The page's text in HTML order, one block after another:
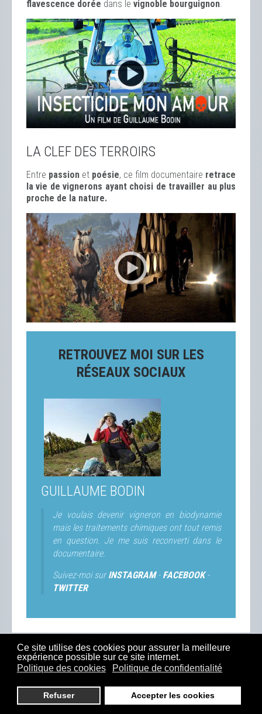
Ce site utilise des cookies pour assurer la meilleure
expérience possible sur ce site internet.
Politique des cookies
Politique de confidentialité
Refuser Accepter les cookies
flavescence dorée dans le vignoble bourguignon.
LA CLEF DES TERROIRS
Entre passion et poésie, ce film documentaire retrace
la vie de vignerons ayant choisi de travailler au plus
proche de la nature.
RETROUVEZ MOI SUR LES
RÉSEAUX SOCIAUX
GUILLAUME BODIN
Je voulais devenir vigneron en biodynamie
mais les traitements chimiques ont tout remis
en question. Je me suis reconverti dans le
documentaire.
Suivez-moi surINSTAGRAM- FACEBOOK-
TWITTER
SUIVEZ-MOI